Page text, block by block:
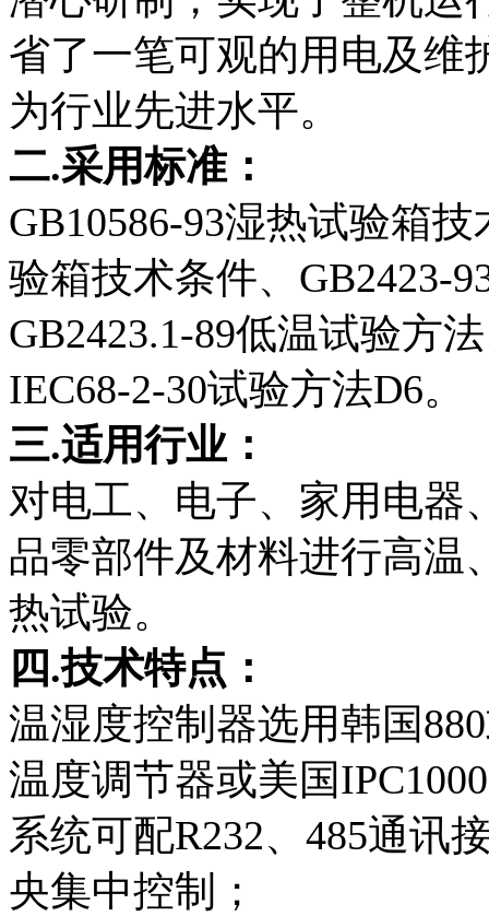
省了一笔可观的用电及维
为行业先进水平。
二.采用标准：
GB10586-93湿热试验箱
验箱技术条件、GB2423-
GB2423.1-89低温试验方
IEC68-2-30试验方法D6。
三.适用行业：
对电工、电子、家用电器
品零部件及材料进行高温
热试验。
四.技术特点：
温湿度控制器选用韩国
温度调节器或美国
系统可配R232、485通讯
央集中控制；